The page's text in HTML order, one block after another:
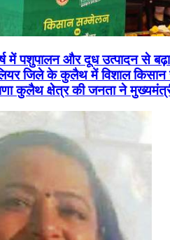
में पशुपालन और दूध उत्पादन से
जिले के कुलैथ में विशाल
कुलैथ क्षेत्र की जनता ने